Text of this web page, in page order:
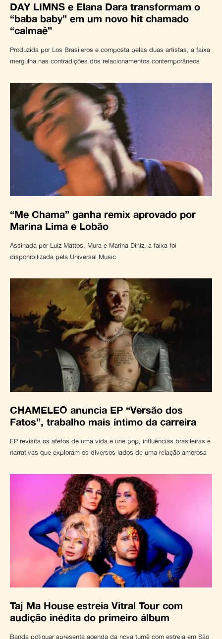
DAY LIMNS e Elana Dara transformam o
“baba baby” em um novo hit chamado
“calmaê”
Produzida por Los Brasileros e composta pelas duas artistas, a faixa
mergulha nas contradições dos relacionamentos contemporâneos
“Me Chama” ganha remix aprovado por
Marina Lima e Lobão
Assinada por Luiz Mattos, Mura e Marina Diniz, a faixa foi
disponibilizada pela Universal Music
CHAMELEO anuncia EP “Versão dos
Fatos”, trabalho mais íntimo da carreira
EP revisita os afetos de uma vida e une pop, influências brasileiras e
narrativas que exploram os diversos lados de uma relação amorosa
Taj Ma House estreia Vitral Tour com
audição inédita do primeiro álbum
Banda potiguar apresenta agenda da nova turnê com estreia em São